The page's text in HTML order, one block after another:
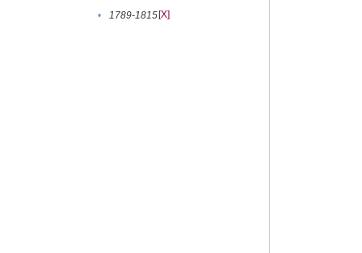
•
1789-1815[X]